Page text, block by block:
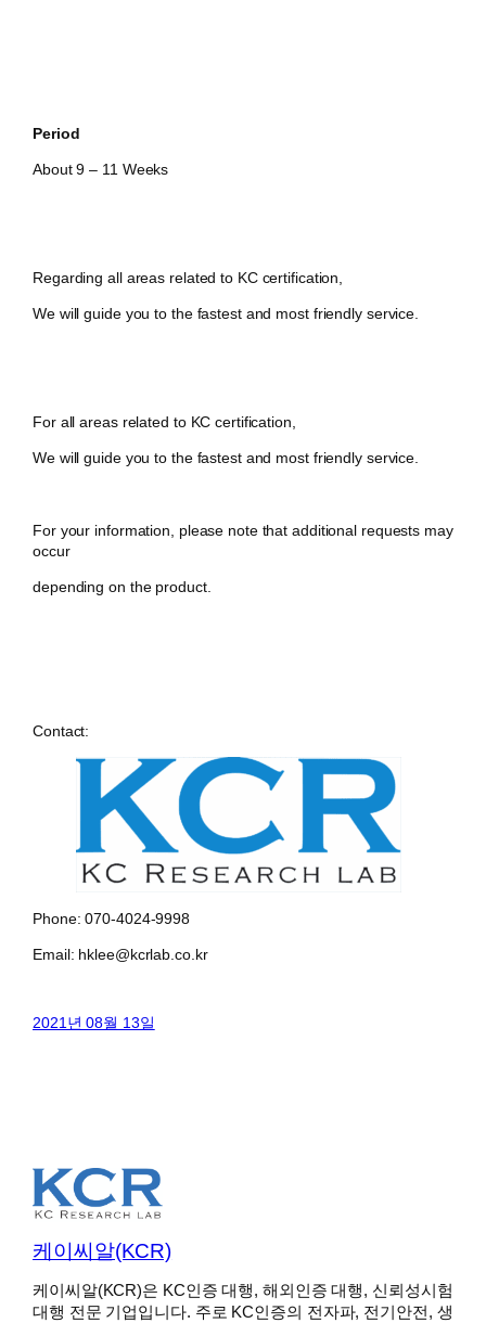
Period
About 9 – 11 Weeks
Regarding all areas related to KC certification,
We will guide you to the fastest and most friendly service.
For all areas related to KC certification,
We will guide you to the fastest and most friendly service.
For your information, please note that additional requests may
occur
depending on the product.
Contact:
Phone: 070-4024-9998
Email: hklee@kcrlab.co.kr
2021년 08월 13일
케이씨알(KCR)
케이씨알(KCR)은 KC인증 대행, 해외인증 대행, 신뢰성시험
대행 전문 기업입니다. 주로 KC인증의 전자파, 전기안전, 생